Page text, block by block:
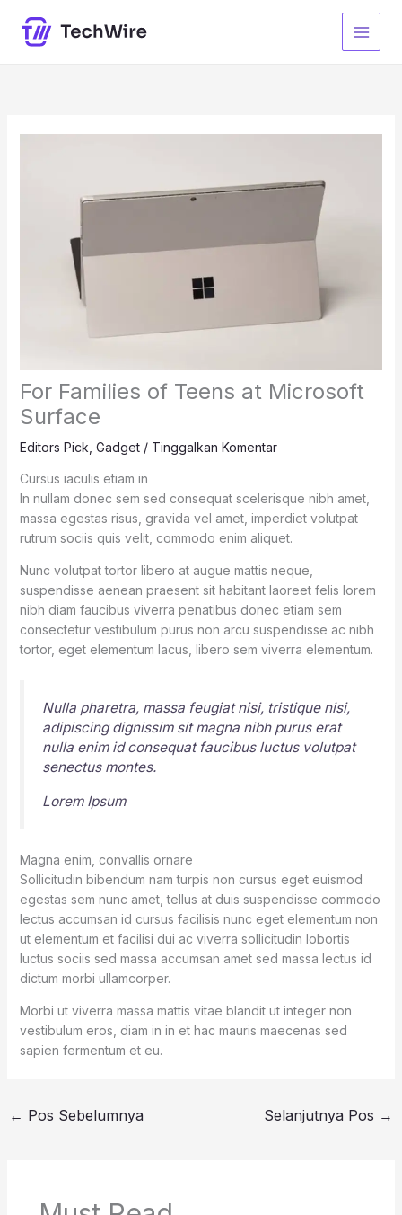
konten
For Families of Teens at Microsoft
Surface
Editors Pick Gadget/ Tinggalkan Komentar
Cursus iaculis etiam in
In nullam donec sem sed consequat scelerisque nibh amet,
massa egestas risus, gravida vel amet, imperdiet volutpat
rutrum sociis quis velit, commodo enim aliquet.
Nunc volutpat tortor libero at augue mattis neque,
suspendisse aenean praesent sit habitant laoreet felis lorem
nibh diam faucibus viverra penatibus donec etiam sem
consectetur vestibulum purus non arcu suspendisse ac nibh
tortor, eget elementum lacus, libero sem viverra elementum.
Nulla pharetra, massa feugiat nisi, tristique nisi,
adipiscing dignissim sit magna nibh purus erat
nulla enim id consequat faucibus luctus volutpat
senectus montes.
Lorem Ipsum
Magna enim, convallis ornare
Sollicitudin bibendum nam turpis non cursus eget euismod
egestas sem nunc amet, tellus at duis suspendisse commodo
lectus accumsan id cursus facilisis nunc eget elementum non
ut elementum et facilisi dui ac viverra sollicitudin lobortis
luctus sociis sed massa accumsan amet sed massa lectus id
dictum morbi ullamcorper.
Morbi ut viverra massa mattis vitae blandit ut integer non
vestibulum eros, diam in in et hac mauris maecenas sed
sapien fermentum et eu.
← Pos Sebelumnya Selanjutnya Pos →